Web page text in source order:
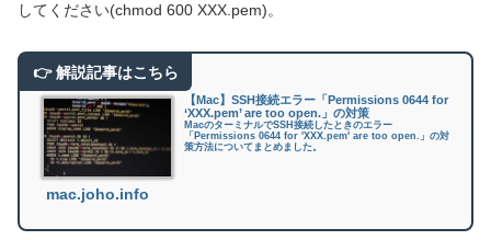
してください(chmod 600 XXX.pem)。
【Mac】SSH接続エラー「Permissions 0644 for
‘XXX.pem’ are too open.」の対策
MacのターミナルでSSH接続したときのエラー
「Permissions 0644 for 'XXX.pem' are too open.」の対
策方法についてまとめました。
mac.joho.info